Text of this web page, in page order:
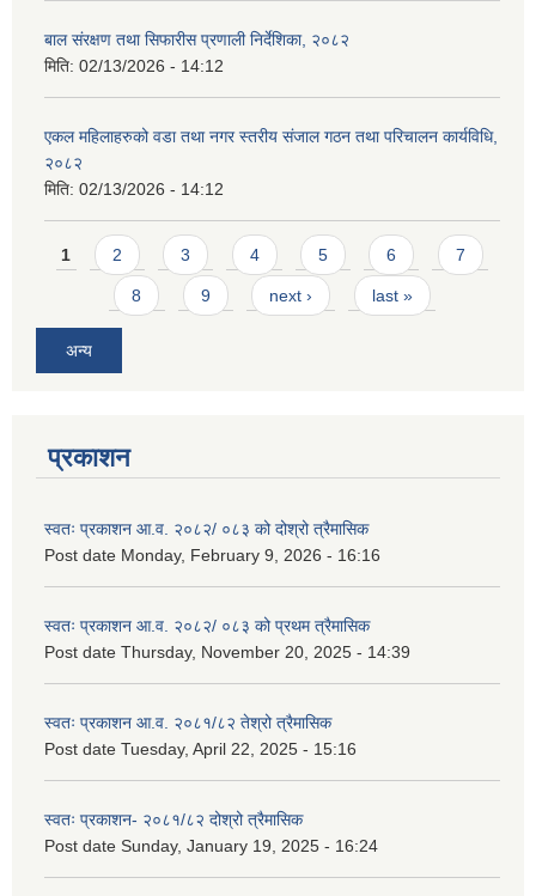
बाल संरक्षण तथा सिफारीस प्रणाली निर्देशिका, २०८२
मिति: 02/13/2026 - 14:12
एकल महिलाहरुको वडा तथा नगर स्तरीय संजाल गठन तथा परिचालन कार्यविधि,
२०८२
मिति: 02/13/2026 - 14:12
Pages
1 2 3 4 5 6 7
8 9 next › last »
अन्य
प्रकाशन
स्वतः प्रकाशन आ.व. २०८२/ ०८३ को दोश्रो त्रैमासिक
Post date Monday, February 9, 2026 - 16:16
स्वतः प्रकाशन आ.व. २०८२/ ०८३ को प्रथम त्रैमासिक
Post date Thursday, November 20, 2025 - 14:39
स्वतः प्रकाशन आ.व. २०८१/८२ तेश्रो त्रैमासिक
Post date Tuesday, April 22, 2025 - 15:16
स्वतः प्रकाशन- २०८१/८२ दोश्रो त्रैमासिक
Post date Sunday, January 19, 2025 - 16:24